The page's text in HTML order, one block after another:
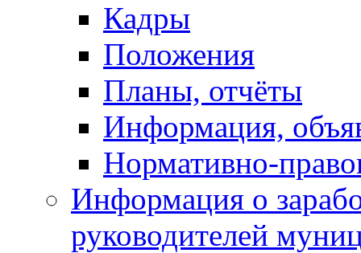
Кадры
Положения
Планы, отчёты
Информация,
Нормативно-
Информация о
руководителей